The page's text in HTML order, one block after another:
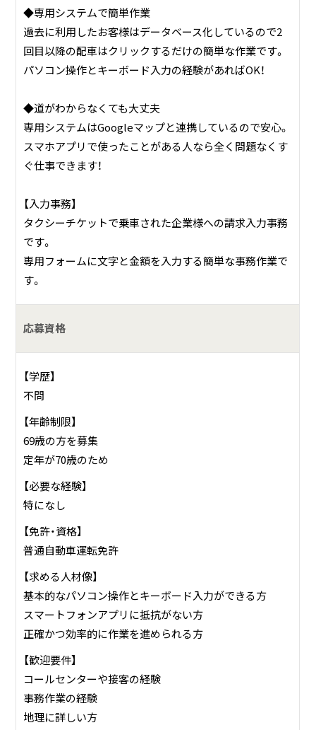
◆専用システムで簡単作業
過去に利用したお客様はデータベース化しているので2
回目以降の配車はクリックするだけの簡単な作業です。
パソコン操作とキーボード入力の経験があればOK！
◆道がわからなくても大丈夫
専用システムはGoogleマップと連携しているので安心。
スマホアプリで使ったことがある人なら全く問題なくす
ぐ仕事できます！
【入力事務】
タクシーチケットで乗車された企業様への請求入力事務
です。
専用フォームに文字と金額を入力する簡単な事務作業で
す。
応募資格
【学歴】
不問
【年齢制限】
69歳の方を募集
定年が70歳のため
【必要な経験】
特になし
【免許・資格】
普通自動車運転免許
【求める人材像】
基本的なパソコン操作とキーボード入力ができる方
スマートフォンアプリに抵抗がない方
正確かつ効率的に作業を進められる方
【歓迎要件】
コールセンターや接客の経験
事務作業の経験
地理に詳しい方